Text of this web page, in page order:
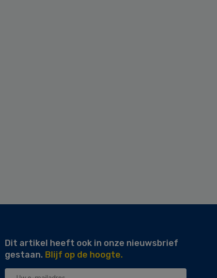
Dit artikel heeft ook in onze nieuwsbrief
gestaan. Blijf op de hoogte.
Uw